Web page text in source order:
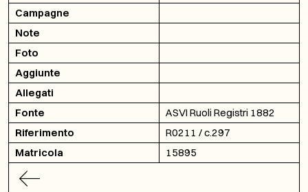
Campagne
Note
Foto
Aggiunte
Allegati
Fonte
ASVI Ruoli Registri 1882
Riferimento
R0211 / c.297
Matricola
15895